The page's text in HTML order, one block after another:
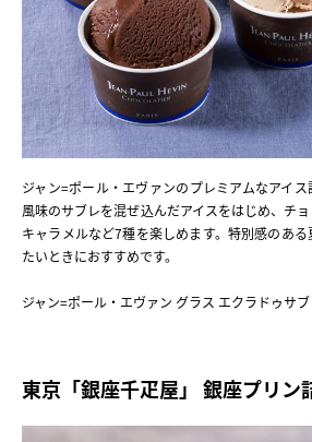
ジャン=ポール・エヴァンのプレミアムなアイ
風味のサブレを混ぜ込んだアイスをはじめ、チョ
キャラメルなど7種を楽しめます。特別感のあ
たいときにおすすめです。
ジャン=ポール・エヴァン グラス エクラドゥサ
東京「銀座千疋屋」 銀座プリン